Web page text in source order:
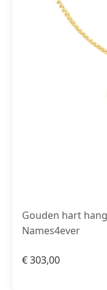
Gouden hart
Names4ever
€303,00